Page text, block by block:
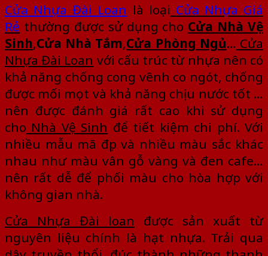
Cửa Nhựa Đài Loan là loại Cửa Nhựa Giá
Rẻ thường được sử dụng cho Cửa Nhà Vệ
Sinh,Cửa Nhà Tắm,Cửa Phòng Ngủ… Cửa
Nhựa Đài Loan với cấu trúc từ nhựa nên có
khả năng chống cong vênh co ngót, chống
được mối mọt và khả năng chịu nước tốt …
nên được đánh giá rất cao khi sử dụng
cho Nhà Vệ Sinh để tiết kiệm chi phí. Với
nhiều mẫu mã đẹp và nhiều màu sắc khác
nhau như màu vân gỗ vàng và đen cafe…
nên rất dễ để phối màu cho hòa hợp với
không gian nhà.
Cửa Nhựa Đài loan được sản xuất từ
nguyên liệu chính là hạt nhựa. Trải qua